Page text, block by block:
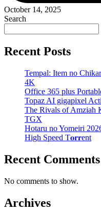
October 14, 2025
Search
Recent Posts
Tempal: Item no
4K
Office 365 plus
Topaz AI gigapixel
The Rivals of Amziah
TGX
Hotaru no Yomeiri
High Speed T𝐨𝐫𝐫ent
Recent Comments
No comments to show.
Archives